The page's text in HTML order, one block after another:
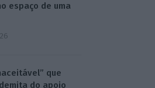
espaço de uma
que
demita do apoio